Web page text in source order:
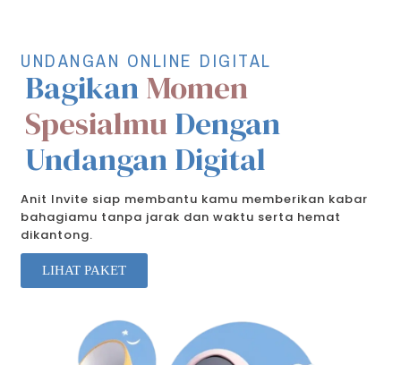
UNDANGAN ONLINE DIGITAL
BagikanMomen
SpesialmuDengan
Undangan Digital
Anit Invite siap membantu kamu memberikan kabar
bahagiamu tanpa jarak dan waktu serta hemat
dikantong.
LIHAT PAKET